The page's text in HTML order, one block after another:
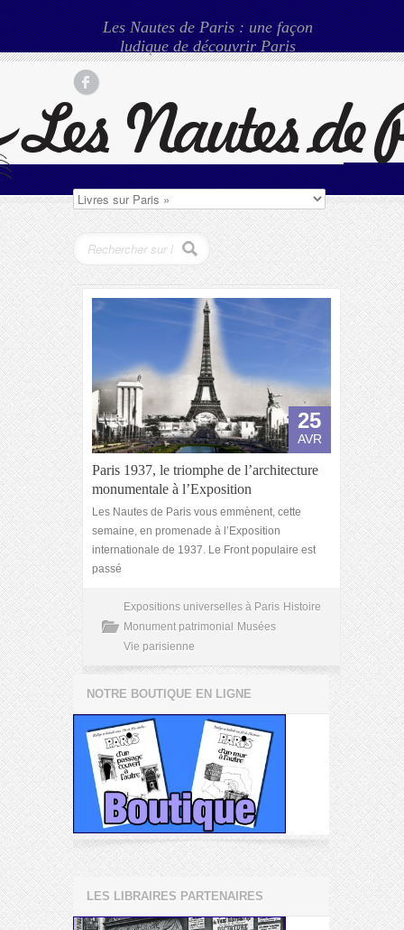
Les Nautes de Paris : une façon
ludique de découvrir Paris
25
AVR
Paris 1937, le triomphe de l’architecture
monumentale à l’Exposition
Les Nautes de Paris vous emmènent, cette
semaine, en promenade à l’Exposition
internationale de 1937. Le Front populaire est
passé
Expositions universelles à Paris Histoire
Monument patrimonial
Musées
Vie parisienne
NOTRE BOUTIQUE EN LIGNE
LES LIBRAIRES PARTENAIRES